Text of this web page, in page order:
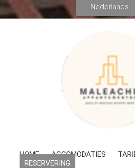
HOME ACCOMODATIES
RESERVERING